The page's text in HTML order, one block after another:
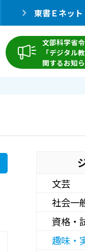
東書Ｅネット
文部科学省
「デジタル
関するお知
文芸
社会一
資格・
趣味・